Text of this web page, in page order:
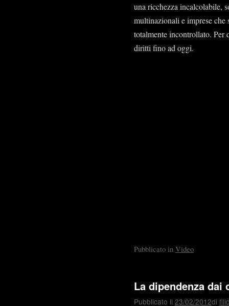
una ricchezza incalcolabile,
multinazionali e imprese
totalmente incontrollato. Per
diritti fino ad oggi.
Pubblicato in Video
La dipendenza
Pubblicato il 23/02/2012di